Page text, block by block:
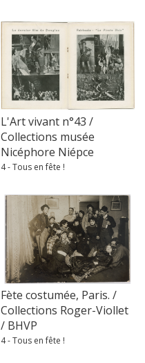
L'Art vivant n°43 /
Collections musée
Nicéphore Niépce
4 - Tous en fête !
Fète costumée, Paris. /
Collections Roger-Viollet
/ BHVP
4 - Tous en fête !